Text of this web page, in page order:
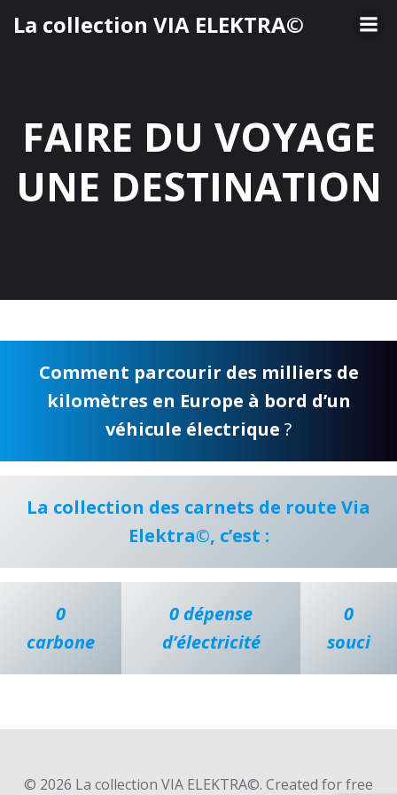
au
La collection VIA ELEKTRA©
FAIRE DU VOYAGE
UNE DESTINATION
Comment parcourir des milliers de
kilomètres en Europe à bord d’un
véhicule électrique ?
La collection des carnets de route Via
Elektra©, c’est :
0
carbone
0 dépense
d’électricité
0
souci
© 2026 La collection VIA ELEKTRA©. Created for free